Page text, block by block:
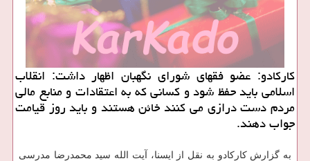
كاركادو: عضو فقهای شورای نگهبان اظهار داشت: انقلاب
اسلامی باید حفظ شود و كسانی كه به اعتقادات و منابع مالی
مردم دست درازی می كنند خائن هستند و باید روز قیامت
جواب دهند.
به گزارش كاركادو به نقل از ایسنا، آیت الله سید محمدرضا مدرسی